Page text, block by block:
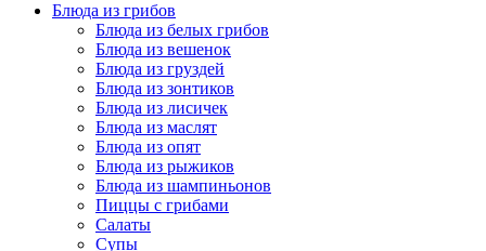
Блюда из грибов
Блюда из белых грибов
Блюда из вешенок
Блюда из груздей
Блюда из зонтиков
Блюда из лисичек
Блюда из маслят
Блюда из опят
Блюда из рыжиков
Блюда из шампиньонов
Пиццы с грибами
Салаты
Супы